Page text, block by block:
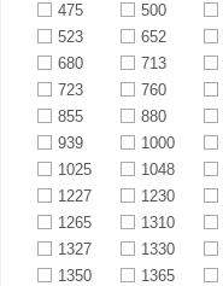
475
500
523
652
680
713
723
760
855
880
939
1000
1025
1048
1227
1230
1265
1310
1327
1330
1350
1365